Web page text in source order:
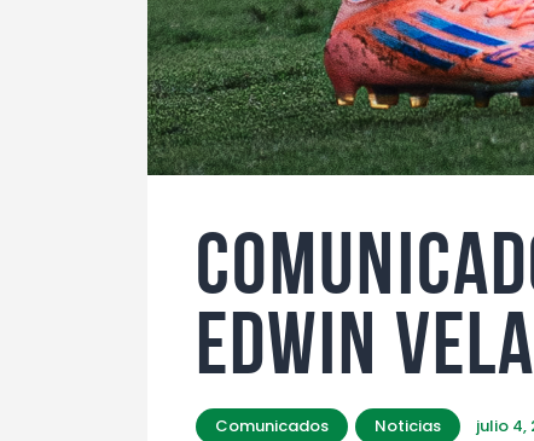
Edwin
Comunicados Noticias julio 4,